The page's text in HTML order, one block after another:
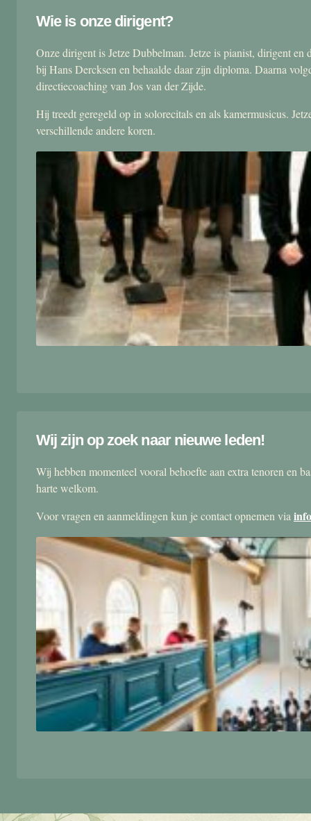
Wie is onze dirigent?
Onze dirigent is Jetze Dubbelman. Jetze is pianist, dirigent
bij Hans Dercksen en behaalde daar zijn diploma. Daarna
directiecoaching van Jos van der Zijde.
Hij treedt geregeld op in solorecitals en als kamermusicus.
verschillende andere koren.
Wij zijn op zoek naar nieuwe leden!
Wij hebben momenteel vooral behoefte aan extra tenoren en
harte welkom.
Voor vragen en aanmeldingen kun je contact opnemen via